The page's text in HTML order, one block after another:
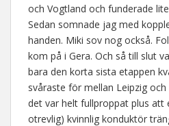
och Vogtland och funderade
Sedan somnade jag med
handen. Miki sov nog också.
kom på i Gera. Och så till slut
bara den korta sista etappen
svåraste för mellan Leipzig
det var helt fullproppat plus att
otrevlig) kvinnlig konduktör